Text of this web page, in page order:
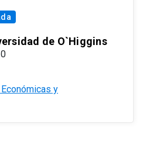
de O`Higgins
y